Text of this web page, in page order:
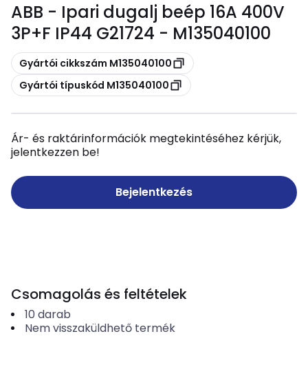
ABB - Ipari dugalj beép 16A 400V
3P+F IP44 G21724 - M135040100
Másolás
Gyártói cikkszám M135040100
Másolás
Gyártói típuskód M135040100
Ár- és raktárinformációk megtekintéséhez kérjük,
jelentkezzen be!
Bejelentkezés
Csomagolás és feltételek
10 darab
Nem visszaküldhető termék